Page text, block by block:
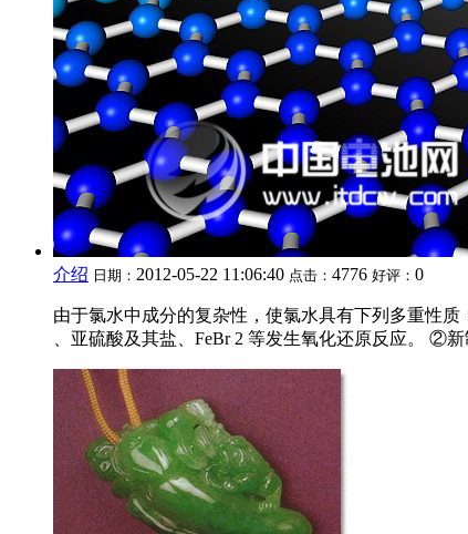
介绍 日期： 2012-05-22 11:06:40 点击： 4776 好评： 0
由于氯水中成分的复杂性，使氯水具有下列多重性
、亚硫酸及其盐、FeBr 2 等发生氧化还原反应。 ②